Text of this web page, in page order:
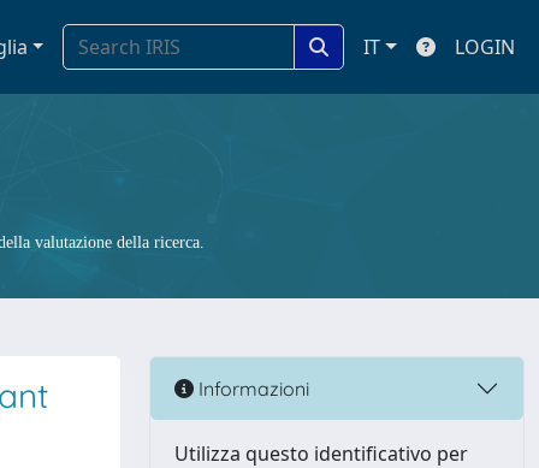
IT LOGIN
valutazione della ricerca.
Informazioni
Utilizza questo identificativo per